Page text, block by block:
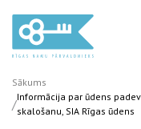
Sākums
/Informācija par ūdens
skalošanu, SIA Rīgas ūdens